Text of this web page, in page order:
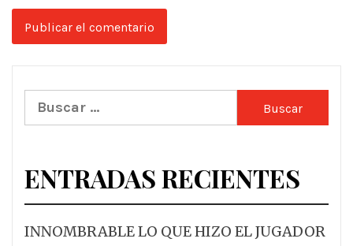
Buscar:
ENTRADAS RECIENTES
INNOMBRABLE LO QUE HIZO EL JUGADOR